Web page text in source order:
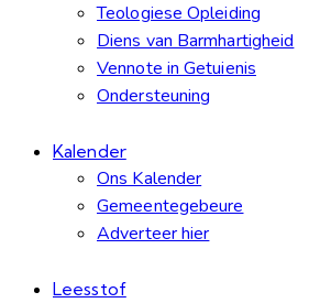
Teologiese Opleiding
Diens van Barmhartigheid
Vennote in Getuienis
Ondersteuning
Kalender
Ons Kalender
Gemeentegebeure
Adverteer hier
Leesstof